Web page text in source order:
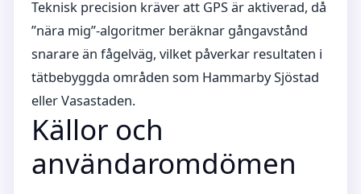
Teknisk precision kräver att GPS är aktiverad, då
”nära mig”-algoritmer beräknar gångavstånd
snarare än fågelväg, vilket påverkar resultaten i
tätbebyggda områden som Hammarby Sjöstad
eller Vasastaden.
Källor och
användaromdömen